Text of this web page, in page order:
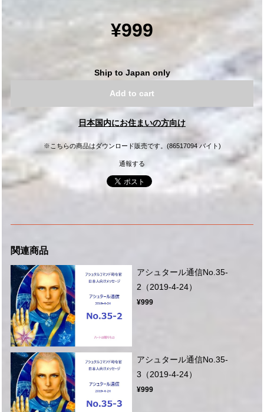
¥999
Ship to Japan only
Add to cart
日本国内にお住まいの方向け
※こちらの商品はダウンロード販売です。(86517094 バイト)
通報する
関連商品
アシュタール通信No.35-
2（2019-4-24）
¥999
アシュタール通信No.35-
3（2019-4-24）
¥999